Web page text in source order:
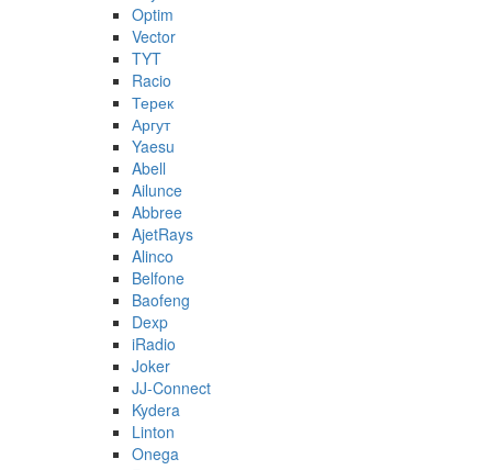
Optim
Vector
TYT
Racio
Терек
Аргут
Yaesu
Abell
Ailunce
Abbree
AjetRays
Alinco
Belfone
Baofeng
Dexp
iRadio
Joker
JJ-Connect
Kydera
Linton
Onega